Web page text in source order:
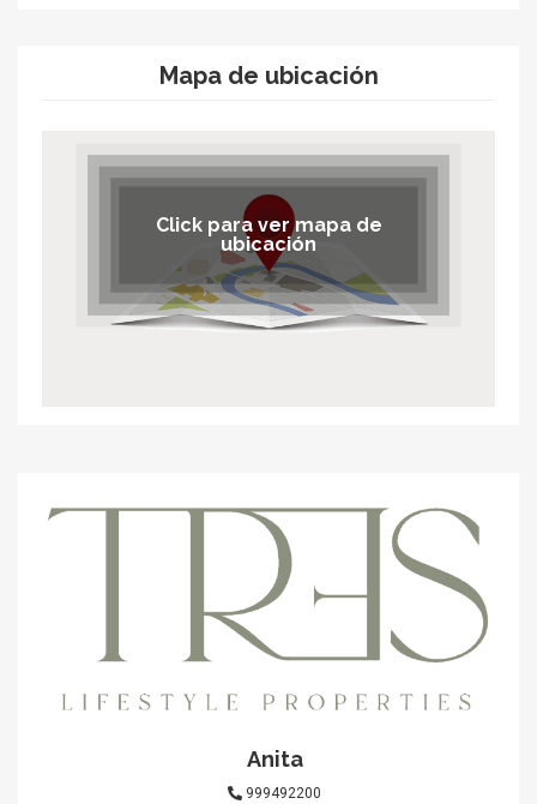
Mapa de ubicación
Click para ver mapa de
ubicación
Anita
999492200